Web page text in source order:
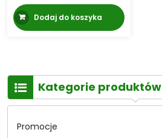
Dodaj do koszyka
Kategorie produktów
Promocje